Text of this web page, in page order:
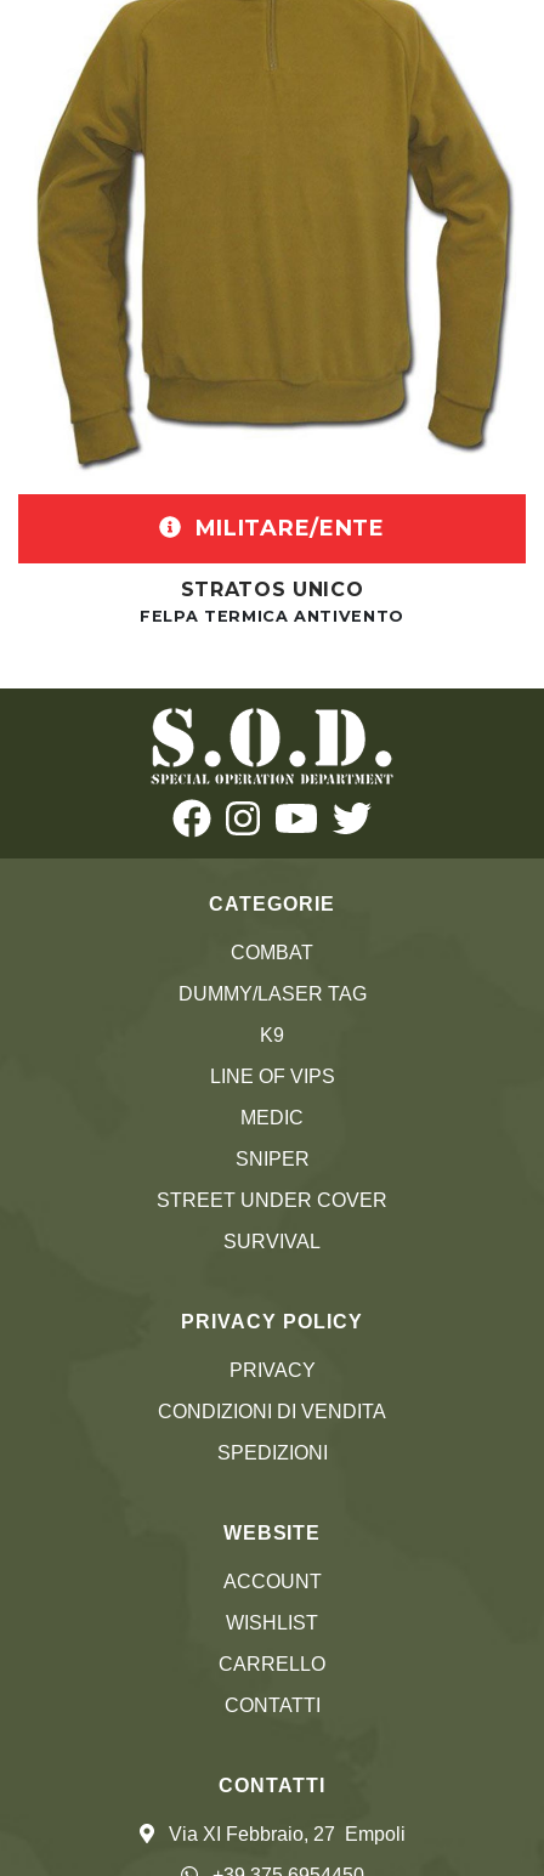
MILITARE/ENTE
STRATOS UNICO
FELPA TERMICA ANTIVENTO
CATEGORIE
COMBAT
DUMMY/LASER TAG
K9
LINE OF VIPS
MEDIC
SNIPER
STREET UNDER COVER
SURVIVAL
PRIVACY POLICY
PRIVACY
CONDIZIONI DI VENDITA
SPEDIZIONI
WEBSITE
ACCOUNT
WISHLIST
CARRELLO
CONTATTI
CONTATTI
Via XI Febbraio, 27 Empoli